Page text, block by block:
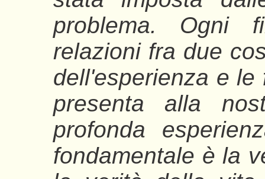
problema. Ogni
relazioni fra due
dell'esperienza e
presenta alla
profonda
fondamentale è la